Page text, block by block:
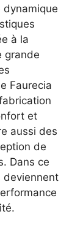
à la
grande
Faurecia
et
aussi des
de
Dans ce
deviennent